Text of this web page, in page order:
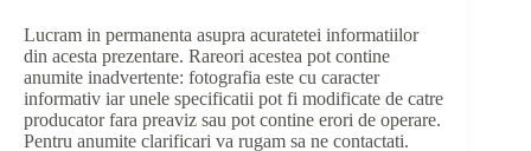
Lucram in permanenta asupra acuratetei informatiilor
din acesta prezentare. Rareori acestea pot contine
anumite inadvertente: fotografia este cu caracter
informativ iar unele specificatii pot fi modificate de catre
producator fara preaviz sau pot contine erori de operare.
Pentru anumite clarificari va rugam sa ne contactati.